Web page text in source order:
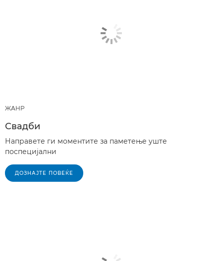
ЖАНР
Свадби
Направете ги моментите за паметење уште
поспецијални
ДОЗНАЈТЕ ПОВЕЌЕ